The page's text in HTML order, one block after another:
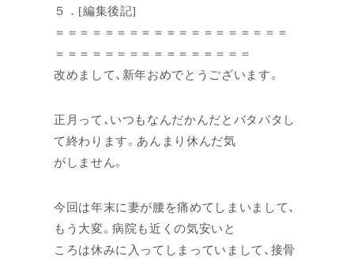
５．[編集後記]
＝＝＝＝＝＝＝＝＝＝＝＝＝＝＝＝＝＝＝
＝＝＝＝＝＝＝＝＝＝＝＝＝＝＝＝
改めまして、新年おめでとうございます。
正月って、いつもなんだかんだとバタバタし
て終わります。あんまり休んだ気
がしません。
今回は年末に妻が腰を痛めてしまいまして、
もう大変。病院も近くの気安いと
ころは休みに入ってしまっていまして、接骨